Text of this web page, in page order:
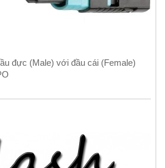
đực (Male) với đầu cái (Female)